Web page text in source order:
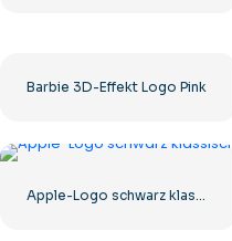
Barbie 3D-Effekt Logo Pink
Apple-Logo schwarz klassisch